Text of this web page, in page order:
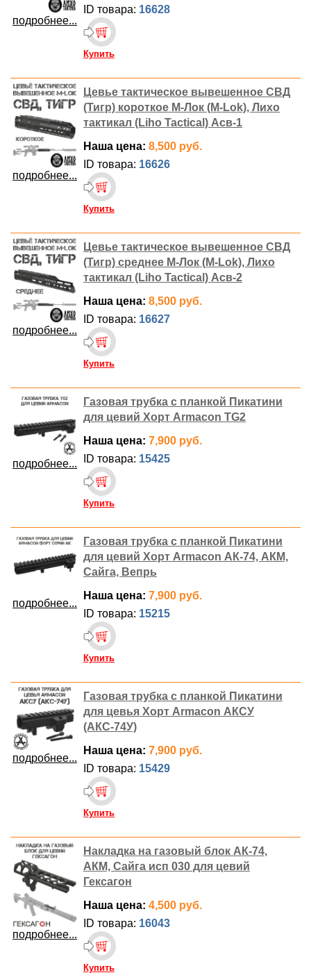
подробнее...
ID товара: 16628
Купить
подробнее...
Цевье тактическое вывешенное СВД
(Тигр) короткое М-Лок (M-Lok), Лихо
тактикал (Liho Tactical) Асв-1
Наша цена: 8,500 руб.
ID товара: 16626
Купить
подробнее...
Цевье тактическое вывешенное СВД
(Тигр) среднее М-Лок (M-Lok), Лихо
тактикал (Liho Tactical) Асв-2
Наша цена: 8,500 руб.
ID товара: 16627
Купить
подробнее...
Газовая трубка с планкой Пикатини
для цевий Хорт Armacon TG2
Наша цена: 7,900 руб.
ID товара: 15425
Купить
подробнее...
Газовая трубка с планкой Пикатини
для цевий Хорт Armacon АК-74, АКМ,
Сайга, Вепрь
Наша цена: 7,900 руб.
ID товара: 15215
Купить
подробнее...
Газовая трубка с планкой Пикатини
для цевья Хорт Armacon АКСУ
(АКС-74У)
Наша цена: 7,900 руб.
ID товара: 15429
Купить
подробнее...
Накладка на газовый блок АК-74,
АКМ, Сайга исп 030 для цевий
Гексагон
Наша цена: 4,500 руб.
ID товара: 16043
Купить